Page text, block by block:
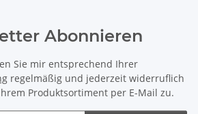
Abonnieren
Sie mir entsprechend Ihrer
regelmäßig und jederzeit widerruflich
Produktsortiment per E-Mail zu.